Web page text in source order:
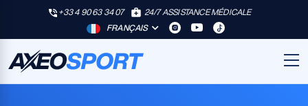
+33 4 90 63 34 07
24/7 ASSISTANCE MÉDICALE
FRANÇAIS